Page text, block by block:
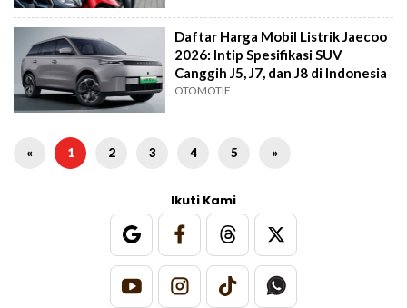
Daftar Harga Mobil Listrik Jaecoo
2026: Intip Spesifikasi SUV
Canggih J5, J7, dan J8 di Indonesia
OTOMOTIF
« 1 2 3 4 5 »
Ikuti Kami